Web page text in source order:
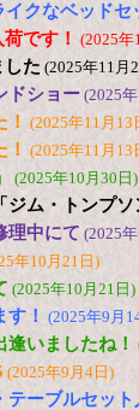
クなベッドセ
です！ (2025年
た (2025年11月
ドショー(2025
(2025年11月13
(2025年11月13
(2025年10月30日)
ジム・トンプ
理中にて (2025
年10月21日)
(2025年10月21日)
！ (2025年9月
いましたね！
(2025年9月4日)
ーブルセット